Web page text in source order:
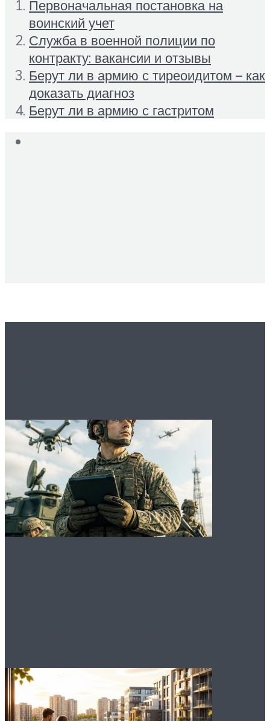
Первоначальная постановка на
воинский учет
Служба в военной полиции по
контракту: вакансии и отзывы
Берут ли в армию с тиреоидитом – как
доказать диагноз
Берут ли в армию с гастритом